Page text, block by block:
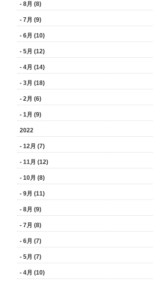
- 8月 (8)
- 7月 (9)
- 6月 (10)
- 5月 (12)
- 4月 (14)
- 3月 (18)
- 2月 (6)
- 1月 (9)
2022
- 12月 (7)
- 11月 (12)
- 10月 (8)
- 9月 (11)
- 8月 (9)
- 7月 (8)
- 6月 (7)
- 5月 (7)
- 4月 (10)